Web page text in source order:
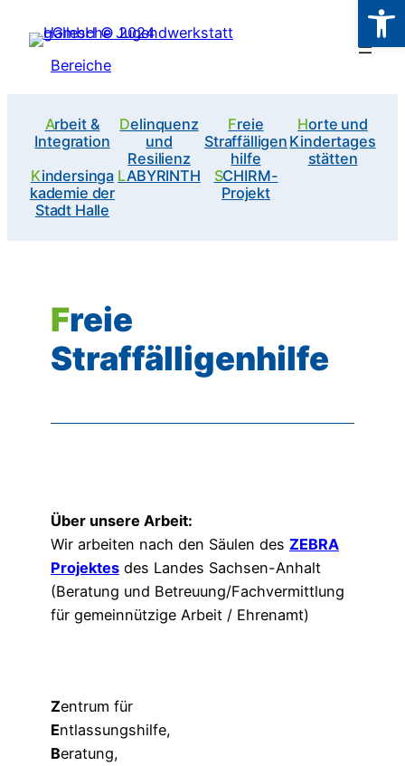
Zum
Bereiche
Arbeit &
Integration
Delinquenz
und
Resilienz
Freie
Straffälligen
hilfe
Horte und
Kindertages
stätten
Kindersinga
kademie der
Stadt Halle
LABYRINTH
SCHIRM-
Projekt
Freie
Straffälligenhilfe
Über unsere Arbeit:
Wir arbeiten nach den Säulen des ZEBRA
Projektes des Landes Sachsen-Anhalt
(Beratung und Betreuung/Fachvermittlung
für gemeinnützige Arbeit / Ehrenamt)
Zentrum für
Entlassungshilfe,
Beratung,